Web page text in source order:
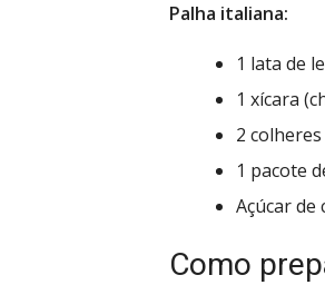
Palha italiana:
1 lata de
1 xícara
2
1 pacote
Açúcar
Como